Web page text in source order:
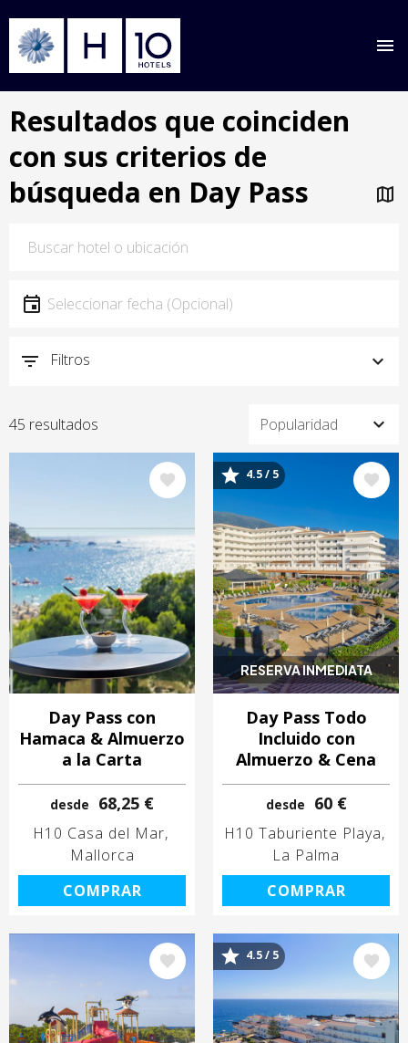
principal
Resultados que coinciden
con sus criterios de
búsqueda en Day Pass
Fecha
Seleccionar fecha
Filtros
45 resultados
Day Pass con
Hamaca & Almuerzo
a la Carta
desde 68,25 €
H10 Casa del Mar
Mallorca
COMPRAR
RESERVA INMEDIATA
Image
4.5 / 5
Day Pass Todo
Incluido con
Almuerzo & Cena
desde 60 €
H10 Taburiente Playa
La Palma
COMPRAR
Image Image
4.5 / 5